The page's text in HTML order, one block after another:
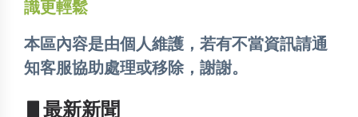
識更輕鬆
本區內容是由個人維護，若有不當資訊請通
知客服協助處理或移除，謝謝。
▋最新新聞